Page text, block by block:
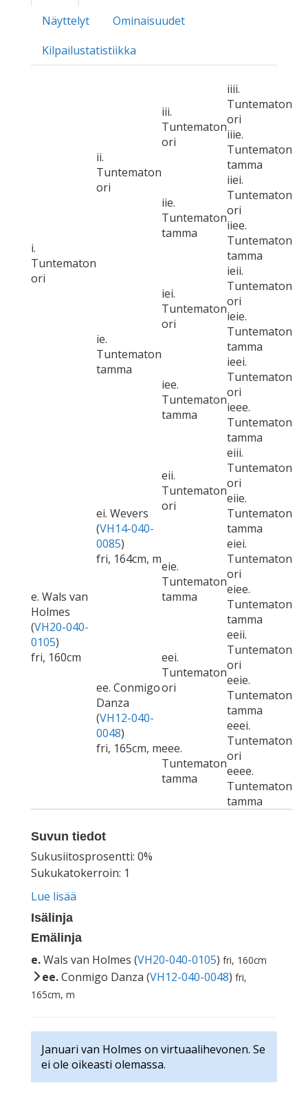
Näyttelyt
Ominaisuudet
Kilpailustatistiikka
i.
Tuntematon
ori
ii.
Tuntematon
ori
iii.
Tuntematon
ori
iiii.
Tuntematon
ori
iiie.
Tuntematon
tamma
iie.
Tuntematon
tamma
iiei.
Tuntematon
ori
iiee.
Tuntematon
tamma
ie.
Tuntematon
tamma
iei.
Tuntematon
ori
ieii.
Tuntematon
ori
ieie.
Tuntematon
tamma
iee.
Tuntematon
tamma
ieei.
Tuntematon
ori
ieee.
Tuntematon
tamma
e. Wals van
Holmes
(VH20-040-
0105)
fri, 160cm
ei. Wevers
(VH14-040-
0085)
fri, 164cm, m
eii.
Tuntematon
ori
eiii.
Tuntematon
ori
eiie.
Tuntematon
tamma
eie.
Tuntematon
tamma
eiei.
Tuntematon
ori
eiee.
Tuntematon
tamma
ee. Conmigo
Danza
(VH12-040-
0048)
fri, 165cm, m
eei.
Tuntematon
ori
eeii.
Tuntematon
ori
eeie.
Tuntematon
tamma
eee.
Tuntematon
tamma
eeei.
Tuntematon
ori
eeee.
Tuntematon
tamma
Suvun tiedot
Sukusiitosprosentti: 0%
Sukukatokerroin: 1
Lue lisää
Isälinja
Emälinja
e.Wals van Holmes (VH20-040-0105) fri, 160cm
ee.Conmigo Danza (VH12-040-0048) fri,
165cm, m
Januari van Holmes on virtuaalihevonen. Se
ei ole oikeasti olemassa.